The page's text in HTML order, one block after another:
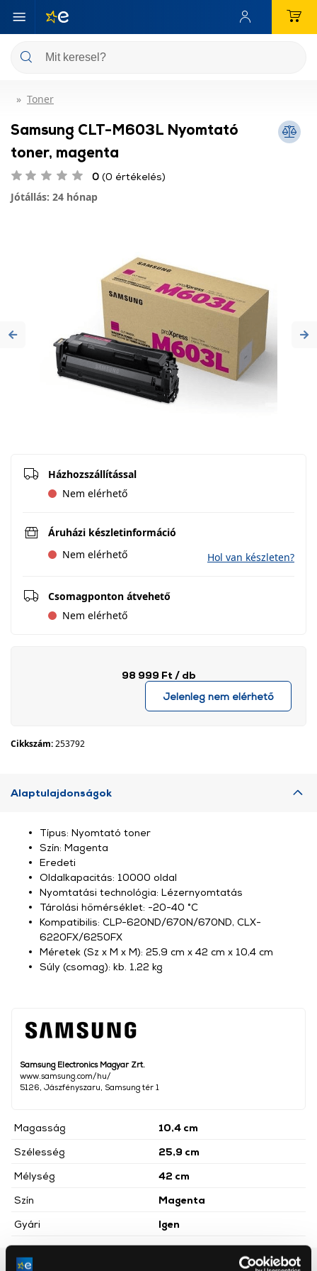
Toner
Samsung CLT-M603L Nyomtató
toner, magenta
0 (0 értékelés)
Jótállás: 24 hónap
Previous
Házhozszállítással
Nem elérhető
Áruházi készletinformáció
Nem elérhető
Hol van készleten?
Csomagponton átvehető
Nem elérhető
98 999 Ft / db
Jelenleg nem elérhető
Cikkszám:253792
Alaptulajdonságok
Samsung Electronics Magyar Zrt.
www.samsung.com/hu/
5126, Jászfényszaru, Samsung tér 1
Magasság
10,4 cm
Szélesség
25,9 cm
Mélység
42 cm
Szín
Magenta
Gyári
Igen
Típus: Nyomtató toner
Szín: Magenta
Eredeti
Oldalkapacitás: 10000 oldal
Nyomtatási technológia: Lézernyomtatás
Tárolási hőmérséklet: -20-40 °C
Kompatibilis: CLP-620ND/670N/670ND, CLX-
6220FX/6250FX
Méretek (Sz x M x M): 25,9 cm x 42 cm x 10,4 cm
Súly (csomag): kb. 1,22 kg
Részletes ismertető